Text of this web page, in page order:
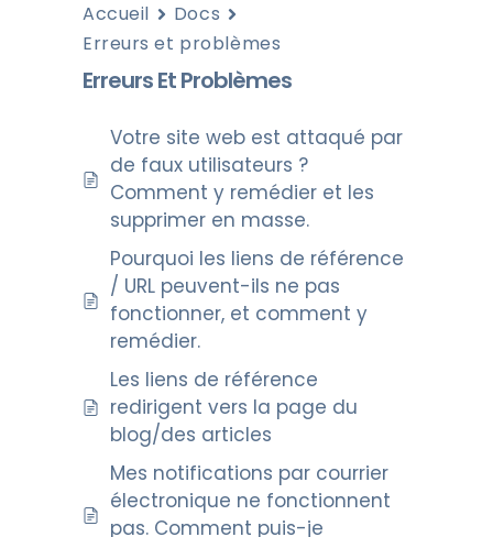
Accueil
Docs
Erreurs et problèmes
Erreurs Et Problèmes
Votre site web est attaqué par
de faux utilisateurs ?
Comment y remédier et les
supprimer en masse.
Pourquoi les liens de référence
/ URL peuvent-ils ne pas
fonctionner, et comment y
remédier.
Les liens de référence
redirigent vers la page du
blog/des articles
Mes notifications par courrier
électronique ne fonctionnent
pas. Comment puis-je